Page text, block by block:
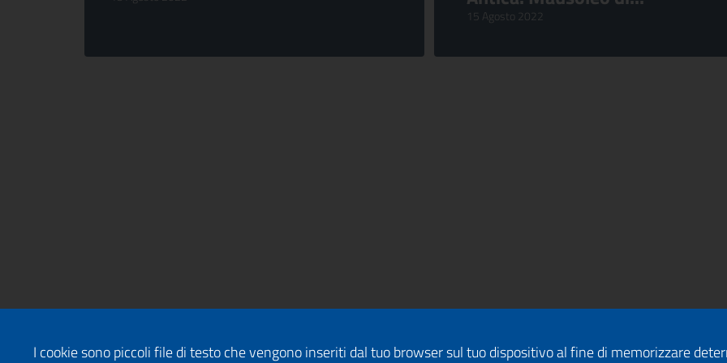
15 Agosto 2022
I cookie sono piccoli file di testo che vengono inseriti dal tuo browser sul tuo dispositivo al fine di memorizzare